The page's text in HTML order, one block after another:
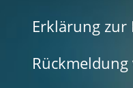
Erklärung